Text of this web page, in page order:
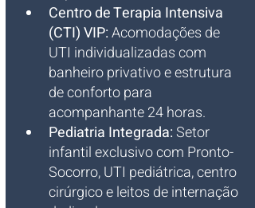
Centro de Terapia Intensiva
(CTI) VIP: Acomodações de
UTI individualizadas com
banheiro privativo e estrutura
de conforto para
acompanhante 24 horas.
Pediatria Integrada: Setor
infantil exclusivo com Pronto-
Socorro, UTI pediátrica, centro
cirúrgico e leitos de internação